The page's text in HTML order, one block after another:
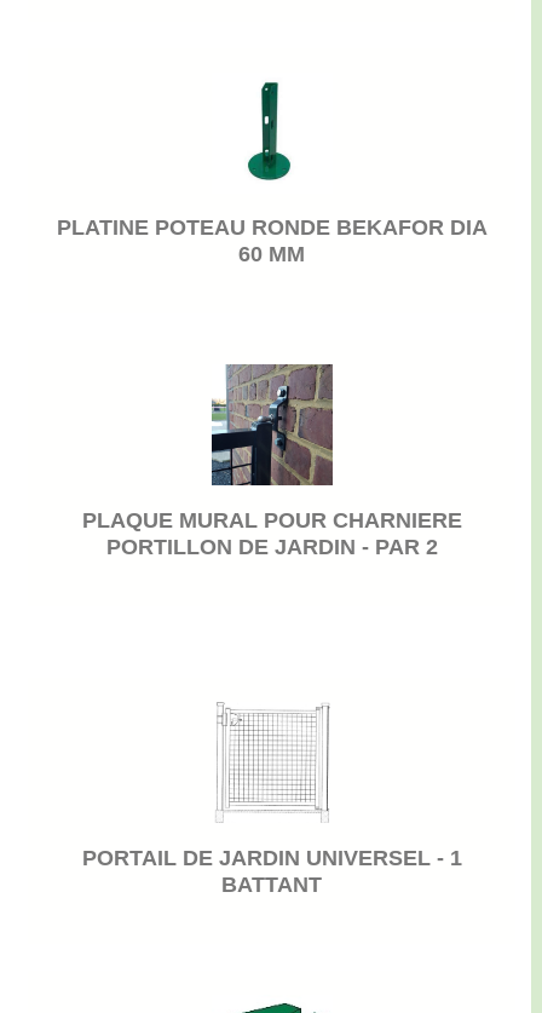
PLATINE POTEAU RONDE BEKAFOR DIA
60 MM
PLAQUE MURAL POUR CHARNIERE
PORTILLON DE JARDIN - PAR 2
PORTAIL DE JARDIN UNIVERSEL - 1
BATTANT